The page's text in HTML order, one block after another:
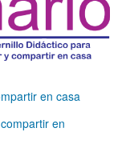
en casa
en